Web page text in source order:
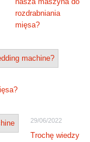
rozdrabniania
mięsa?
29/06/2022
Trochę wiedzy